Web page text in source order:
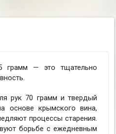
грамм — это тщательно
рук 70 грамм и твердый
основе крымского вина,
процессы старения.
борьбе с ежедневным